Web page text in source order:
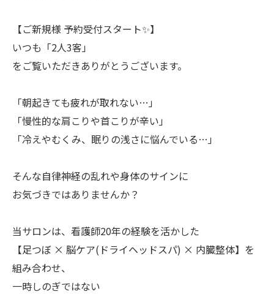
【ご新規様 予約受付スタート✨】
いつも「2人3客」
をご覧いただきありがとうございます。
「朝起きても疲れが取れない…」
「慢性的な肩こりや首こりが辛い」
「冷えやむくみ、眠りの浅さに悩んでいる…」
そんな自律神経の乱れや身体のサインに
お気づきではありませんか？
当サロンは、看護師20年の経験を活かした
【足つぼ × 脳ケア(ドライヘッドスパ) × 内臓整体】を
組み合わせ、
一時しのぎではない